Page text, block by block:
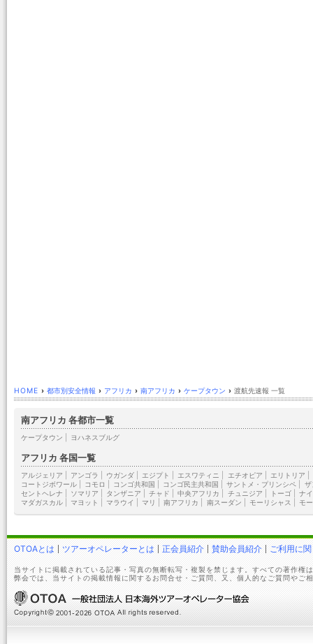
HOME › 都市別安全情報 › アフリカ › 南アフリカ › ケープタウン › 渡航先速報 一覧
南アフリカ 各都市一覧
ケープタウン ヨハネスブルグ
アフリカ 各国一覧
アルジェリア アンゴラ ウガンダ エジプト エスワティニ エチオピア エリトリア
コートジボワール
コモロ コンゴ共和国 コンゴ民主共和国 サントメ・プリンシペ
ザ
セントヘレナ
ソマリア タンザニア チャド 中央アフリカ チュニジア トーゴ|
ナ
マダガスカル
マヨット マラウイ マリ 南アフリカ 南スーダン モーリシャス モ
OTOAとは ツアーオペレーターとは 正会員紹介 賛助会員紹介 ご利用に
当サイトに掲載されている記事・写真の無断転写・複製を禁じます。すべての著作権
弊会では、当サイトの掲載情報に関するお問合せ・ご質問、又、個人的なご質問やご